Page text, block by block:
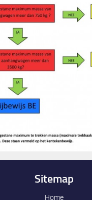
Sitemap
Home